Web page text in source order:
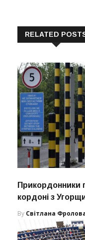
RELATED
Прикордонники
кордоні з
By Світлана